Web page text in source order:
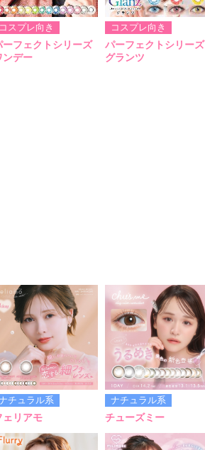
コスプレ向き
ーフェクトシリーズ
ンデー
コスプレ向き
パーフェクトシリーズ
グランツ
チュラル系
ェリアモ
ナチュラル系
チューズミー